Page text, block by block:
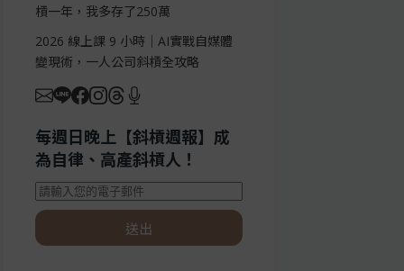
槓一年，我多存了250萬
2026 線上課 9 小時｜AI實戰自媒體
變現術，一人公司斜槓全攻略
每週日晚上【斜槓週報】成
為自律、高產斜槓人！
送出